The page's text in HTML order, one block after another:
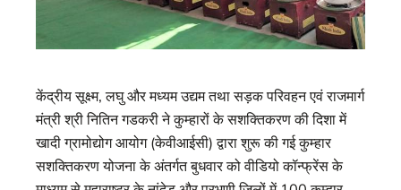
केंद्रीय सूक्ष्म, लघु और मध्यम उद्यम तथा सड़क परिवहन एवं राजमार्ग
मंत्री श्री नितिन गडकरी ने कुम्हारों के सशक्तिकरण की दिशा में
खादी ग्रामोद्योग आयोग (केवीआईसी) द्वारा शुरू की गई कुम्हार
सशक्तिकरण योजना के अंतर्गत बुधवार को वीडियो कॉन्फ्रेंस के